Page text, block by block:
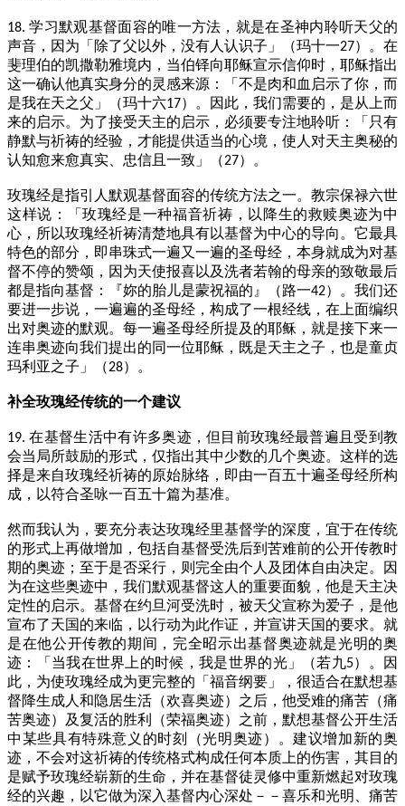
18.学习默观基督面容的唯一方法，就是在圣神内聆听天父的
声音，因为「除了父以外，没有人认识子」（玛十一27）。在
斐理伯的凯撒勒雅境内，当伯铎向耶稣宣示信仰时，耶稣指出
这一确认他真实身分的灵感来源：「不是肉和血启示了你，而
是我在天之父」（玛十六17）。因此，我们需要的，是从上而
来的启示。为了接受天主的启示，必须要专注地聆听：「只有
静默与祈祷的经验，才能提供适当的心境，使人对天主奥秘的
认知愈来愈真实、忠信且一致」（27）。
玫瑰经是指引人默观基督面容的传统方法之一。教宗保禄六世
这样说：「玫瑰经是一种福音祈祷，以降生的救赎奥迹为中
心，所以玫瑰经祈祷清楚地具有以基督为中心的导向。它最具
特色的部分，即串珠式一遍又一遍的圣母经，本身就成为对基
督不停的赞颂，因为天使报喜以及洗者若翰的母亲的致敬最后
都是指向基督：『妳的胎儿是蒙祝福的』（路一42）。我们还
要进一步说，一遍遍的圣母经，构成了一根经线，在上面编织
出对奥迹的默观。每一遍圣母经所提及的耶稣，就是接下来一
连串奥迹向我们提出的同一位耶稣，既是天主之子，也是童贞
玛利亚之子」（28）。
补全玫瑰经传统的一个建议
19.在基督生活中有许多奥迹，但目前玫瑰经最普遍且受到教
会当局所鼓励的形式，仅指出其中少数的几个奥迹。这样的选
择是来自玫瑰经祈祷的原始脉络，即由一百五十遍圣母经所构
成，以符合圣咏一百五十篇为基准。
然而我认为，要充分表达玫瑰经里基督学的深度，宜于在传统
的形式上再做增加，包括自基督受洗后到苦难前的公开传教时
期的奥迹；至于是否采行，则完全由个人及团体自由决定。因
为在这些奥迹中，我们默观基督这人的重要面貌，他是天主决
定性的启示。基督在约旦河受洗时，被天父宣称为爱子，是他
宣布了天国的来临，以行动为此作证，并宣讲天国的要求。就
是在他公开传教的期间，完全昭示出基督奥迹就是光明的奥
迹：「当我在世界上的时候，我是世界的光」（若九5）。因
此，为使玫瑰经成为更完整的「福音纲要」，很适合在默想基
督降生成人和隐居生活（欢喜奥迹）之后，他受难的痛苦（痛
苦奥迹）及复活的胜利（荣福奥迹）之前，默想基督公开生活
中某些具有特殊意义的时刻（光明奥迹）。建议增加新的奥
迹，不会对这祈祷的传统格式构成任何本质上的伤害，其目的
是赋予玫瑰经崭新的生命，并在基督徒灵修中重新燃起对玫瑰
经的兴趣，以它做为深入基督内心深处－－喜乐和光明、痛苦